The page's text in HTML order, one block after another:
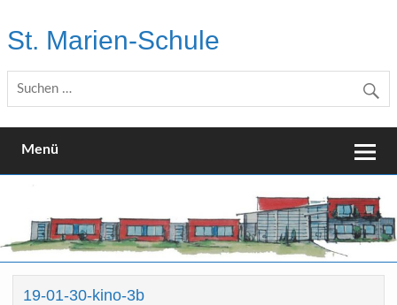
content
St. Marien-Schule
Menü
19-01-30-kino-3b